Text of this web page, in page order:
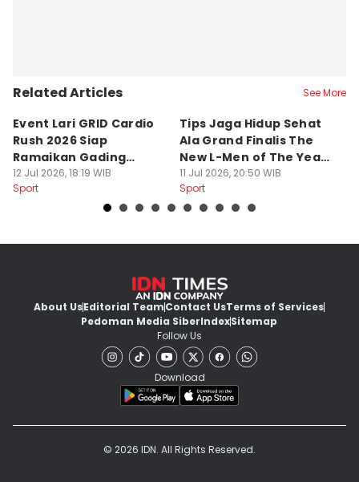
Related Articles See More
Event Lari GRID Cardio
Rush 2026 Siap
Ramaikan Gading
Serpong
12 Jul 2026, 18:19 WIB
Sport
Tips Jaga Hidup Sehat
Ala Grand Finalis The
New L-Men of The Year
2026
11 Jul 2026, 20:50 WIB
Sport
About UsEditorial TeamContact UsTerms of Services
Pedoman Media SiberIndexSitemap
Follow Us
Download
© 2026 IDN. All Rights Reserved.